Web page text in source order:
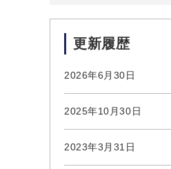
更新履歴
2026年6月30日
2025年10月30日
2023年3月31日